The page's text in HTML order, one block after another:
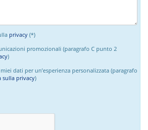
privacy (*)
promozionali (paragrafo C punto 2
)
dati per un’esperienza personalizzata (paragrafo
sulla privacy)